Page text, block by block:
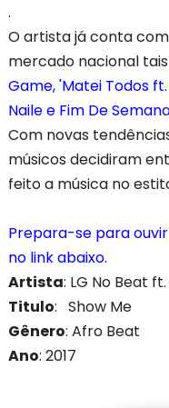
.
O artista já conta
mercado nacional
Game, 'Matei Todos
Naile e Fim De
Com novas
músicos decidiram
feito a música no
Prepara-se para
no link abaixo.
Artista: LG No Beat
Titulo: Show Me
Gênero: Afro Beat
Ano: 2017